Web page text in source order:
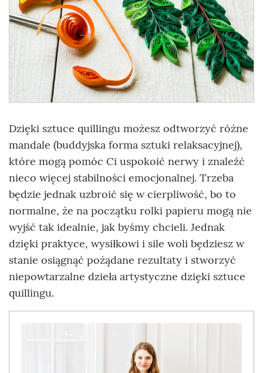
Dzięki sztuce quillingu możesz odtworzyć różne
mandale (buddyjska forma sztuki relaksacyjnej),
które mogą pomóc Ci uspokoić nerwy i znaleźć
nieco więcej stabilności emocjonalnej. Trzeba
będzie jednak uzbroić się w cierpliwość, bo to
normalne, że na początku rolki papieru mogą nie
wyjść tak idealnie, jak byśmy chcieli. Jednak
dzięki praktyce, wysiłkowi i sile woli będziesz w
stanie osiągnąć pożądane rezultaty i stworzyć
niepowtarzalne dzieła artystyczne dzięki sztuce
quillingu.